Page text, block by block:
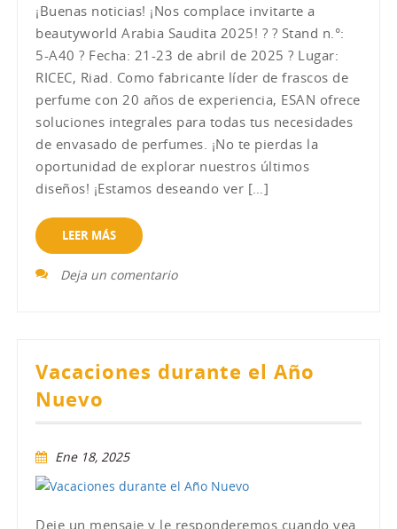
¡Buenas noticias! ¡Nos complace invitarte a
beautyworld Arabia Saudita 2025! ? ? Stand n.°:
5-A40 ? Fecha: 21-23 de abril de 2025 ? Lugar:
RICEC, Riad. Como fabricante líder de frascos de
perfume con 20 años de experiencia, ESAN ofrece
soluciones integrales para todas tus necesidades
de envasado de perfumes. ¡No te pierdas la
oportunidad de explorar nuestros últimos
diseños! ¡Estamos deseando ver […]
LEER MÁS
Deja un comentario
Vacaciones durante el Año
Nuevo
Ene 18, 2025
Deje un mensaje y le responderemos cuando vea